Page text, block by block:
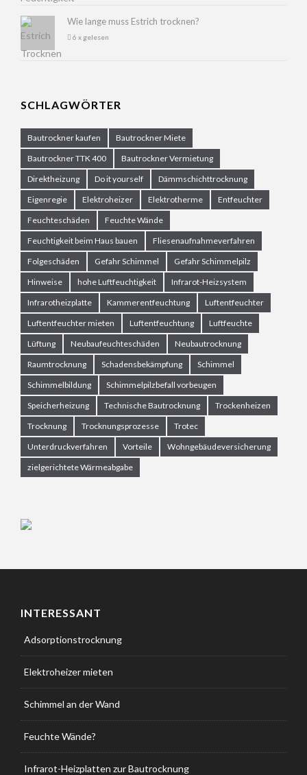
Wie lange muss Estrich trocknen?
6 x gelesen
SCHLAGWÖRTER
Bautrockner kaufen
Bautrockner Miete
Bautrockner TTK 400
Bautrockner Vermietung
Direktheizung
Do it yourself
Dämmschichttrocknung
Eigenregie
Elektroheizer Elektrotherme
Entfeuchter
Feuchteschäden
Feuchte Wände
Feuchtigkeit beim Haus bauen
Fliesenaufnahmeverfahren
Folgeschäden
Gefahr Schimmel
Gefahr Schimmelpilz
Hinweise
hohe Luftfeuchtigkeit
Infrarot-Heizsystem
Infrarotheizplatte
Kammerentfeuchtung
Luftentfeuchter
Luftentfeuchter mieten
Luftentfeuchtung
Luftfeuchte
Lüftung
Neubaufeuchteschäden
Neubautrocknung
Raumtrocknung
Schadensbekämpfung
Schimmel
Schimmelbildung
Schimmelpilzbefall vorbeugen
Speicherheizung
Technische Bautrocknung
Trockenheizen
Trocknung
Trocknungsprozesse
Trotec
Unterdruckverfahren
Vorteile
Wohngebäudeversicherung
zielgerichtete Wärmeabgabe
INTERESSANT
Adsorptionstrocknung
Elektroheizer mieten
Schimmel an der Wand
Feuchte Wände?
Infrarot-Heizplatten zur Bautrocknung